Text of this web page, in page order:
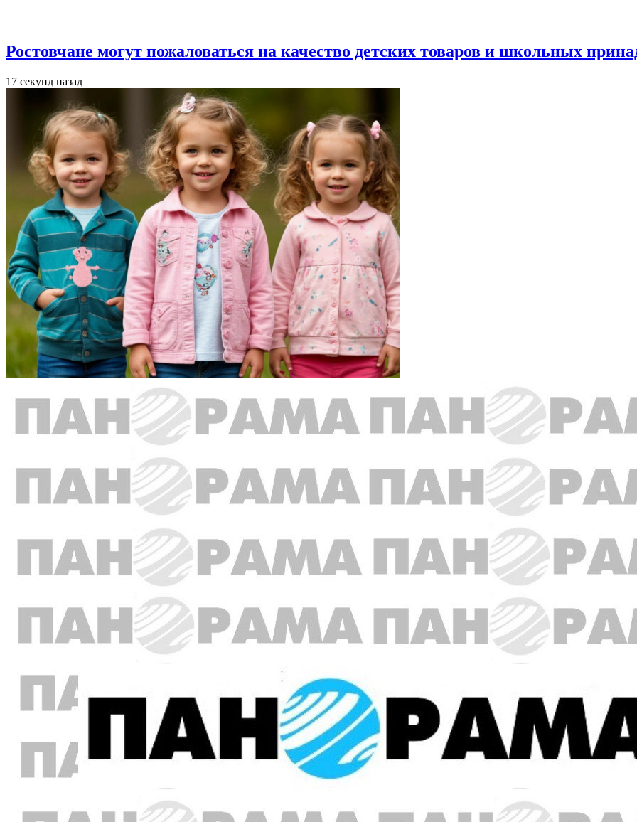
Ростовчане могут пожаловаться на качество детских товаров и школьных
17 секунд назад